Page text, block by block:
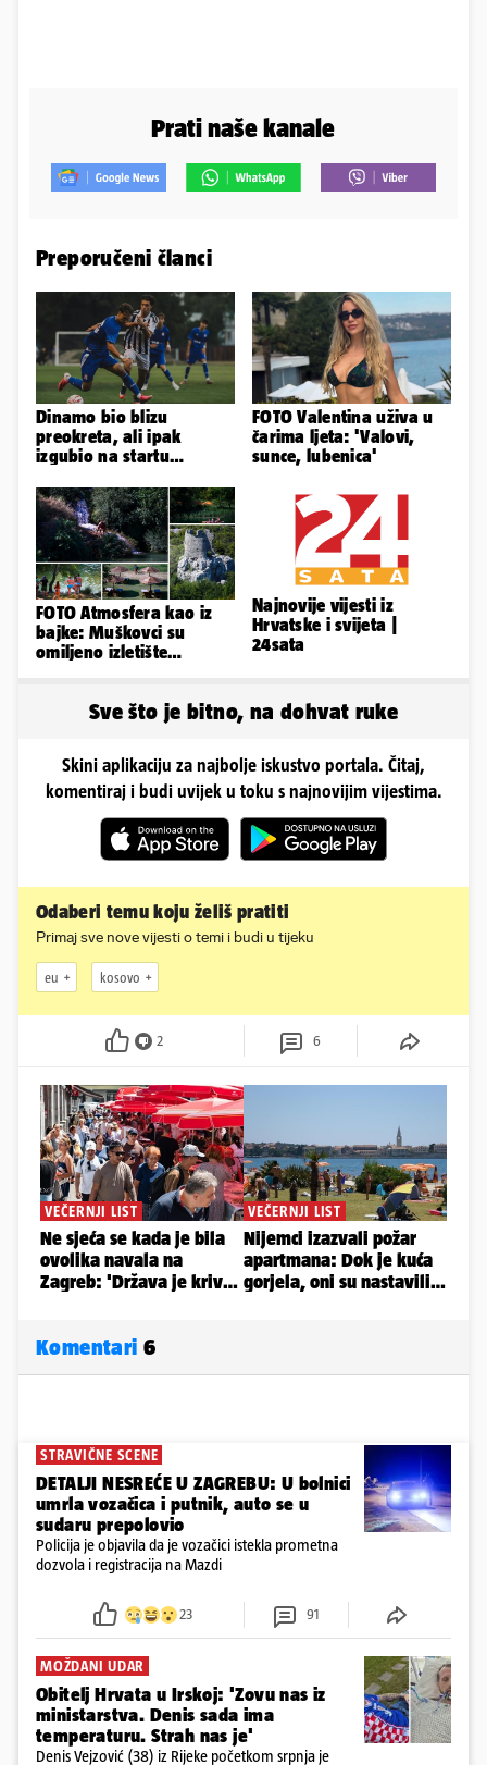
Prati naše kanale
Preporučeni članci
Dinamo bio blizu
preokreta, ali ipak
izgubio na startu
FOTO Valentina uživa u
čarima ljeta: 'Valovi,
sunce, lubenica'
FOTO Atmosfera kao iz
bajke: Muškovci su
omiljeno izletište
Najnovije vijesti iz
Hrvatske i svijeta |
24sata
Sve što je bitno, na dohvat ruke
Skini aplikaciju za najbolje iskustvo portala. Čitaj,
komentiraj i budi uvijek u toku s najnovijim vijestima.
Odaberi temu koju želiš pratiti
Primaj sve nove vijesti o temi i budi u tijeku
eu kosovo
2 6
Komentari 6
STRAVIČNE SCENE
DETALJI NESREĆE U ZAGREBU: U bolnici
umrla vozačica i putnik, auto se u
sudaru prepolovio
Policija je objavila da je vozačici istekla prometna
dozvola i registracija na Mazdi
23 91
MOŽDANI UDAR
Obitelj Hrvata u Irskoj: 'Zovu nas iz
ministarstva. Denis sada ima
temperaturu. Strah nas je'
Denis Vejzović (38) iz Rijeke početkom srpnja je